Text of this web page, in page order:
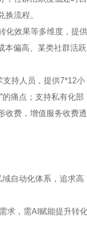
流程。
化效果等多维度，提供
本偏高、某类社群活跃
持人员，提供7*12小
痛点；支持私有化部
收费，增值服务收费透
自动化体系，追求高
求，需AI赋能提升转